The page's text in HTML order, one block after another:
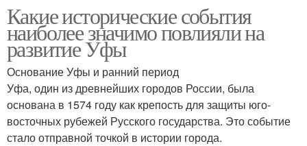
Какие исторические события
наиболее значимо повлияли на
развитие Уфы
Основание Уфы и ранний период
Уфа, один из древнейших городов России, была
основана в 1574 году как крепость для защиты юго-
восточных рубежей Русского государства. Это событие
стало отправной точкой в истории города.